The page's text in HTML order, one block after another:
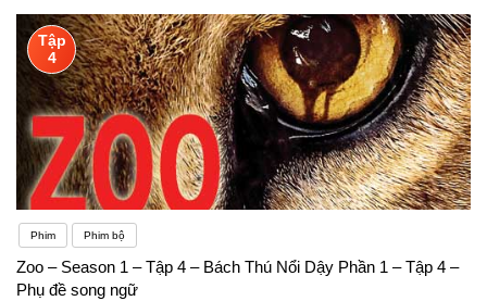
Tập
4
Phim Phim bộ
Zoo – Season 1 – Tập 4 – Bách Thú Nổi Dậy Phần 1 – Tập 4 –
Phụ đề song ngữ